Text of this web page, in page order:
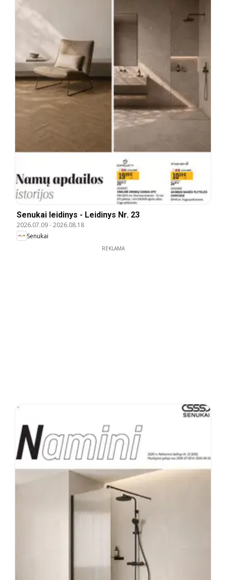
Senukai leidinys - Leidinys Nr. 23
2026.07.09-2026.08.18
Senukai
REKLAMA